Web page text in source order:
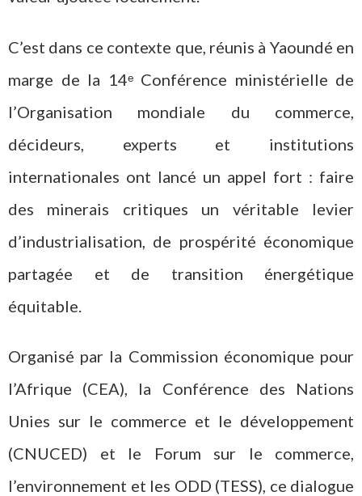
C’est dans ce contexte que, réunis à Yaoundé en
marge de la 14ᵉ Conférence ministérielle de
l’Organisation mondiale du commerce,
décideurs, experts et institutions
internationales ont lancé un appel fort : faire
des minerais critiques un véritable levier
d’industrialisation, de prospérité économique
partagée et de transition énergétique
équitable.
Organisé par la Commission économique pour
l’Afrique (CEA), la Conférence des Nations
Unies sur le commerce et le développement
(CNUCED) et le Forum sur le commerce,
l’environnement et les ODD (TESS), ce dialogue